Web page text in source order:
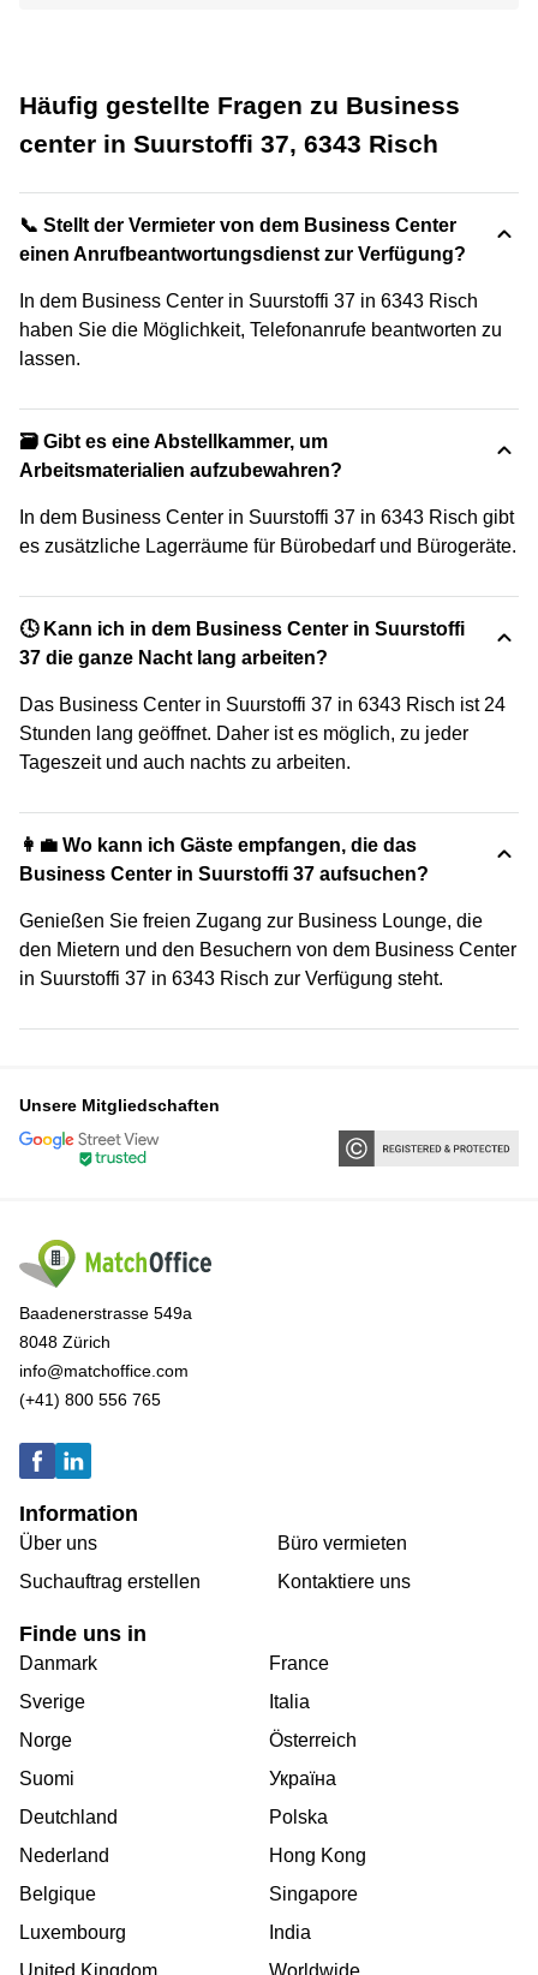
Häufig gestellte Fragen zu Business
center in Suurstoffi 37, 6343 Risch
📞 Stellt der Vermieter von dem Business Center
einen Anrufbeantwortungsdienst zur Verfügung?
In dem Business Center in Suurstoffi 37 in 6343 Risch
haben Sie die Möglichkeit, Telefonanrufe beantworten zu
lassen.
🗃️ Gibt es eine Abstellkammer, um
Arbeitsmaterialien aufzubewahren?
In dem Business Center in Suurstoffi 37 in 6343 Risch gibt
es zusätzliche Lagerräume für Bürobedarf und Bürogeräte.
🕓 Kann ich in dem Business Center in Suurstoffi
37 die ganze Nacht lang arbeiten?
Das Business Center in Suurstoffi 37 in 6343 Risch ist 24
Stunden lang geöffnet. Daher ist es möglich, zu jeder
Tageszeit und auch nachts zu arbeiten.
👩‍💼 Wo kann ich Gäste empfangen, die das
Business Center in Suurstoffi 37 aufsuchen?
Genießen Sie freien Zugang zur Business Lounge, die
den Mietern und den Besuchern von dem Business Center
in Suurstoffi 37 in 6343 Risch zur Verfügung steht.
Unsere Mitgliedschaften
Baadenerstrasse 549a
8048 Zürich
info@matchoffice.com
(+41) 800 556 765
Information
Über uns
Suchauftrag erstellen
Büro vermieten
Kontaktiere uns
Finde uns in
Danmark
Sverige
Norge
Suomi
Deutchland
Nederland
Belgique
Luxembourg
France
Italia
Österreich
Україна
Polska
Hong Kong
Singapore
India